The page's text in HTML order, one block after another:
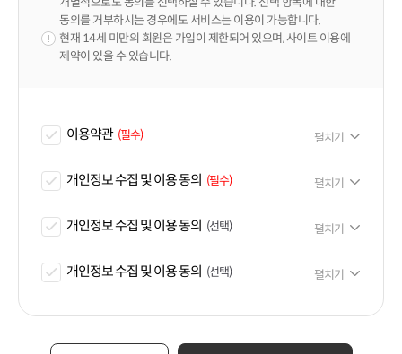
동의를 거부하시는 경우에도 서비스는 이용이 가능합니다.
현재 14세 미만의 회원은 가입이 제한되어 있으며, 사이트 이용에
제약이 있을 수 있습니다.
이용약관 (필수)
개인정보 수집 및 이용 동의 (필수)
개인정보 수집 및 이용 동의 (선택)
개인정보 수집 및 이용 동의 (선택)